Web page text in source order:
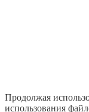
Продолжая
использования